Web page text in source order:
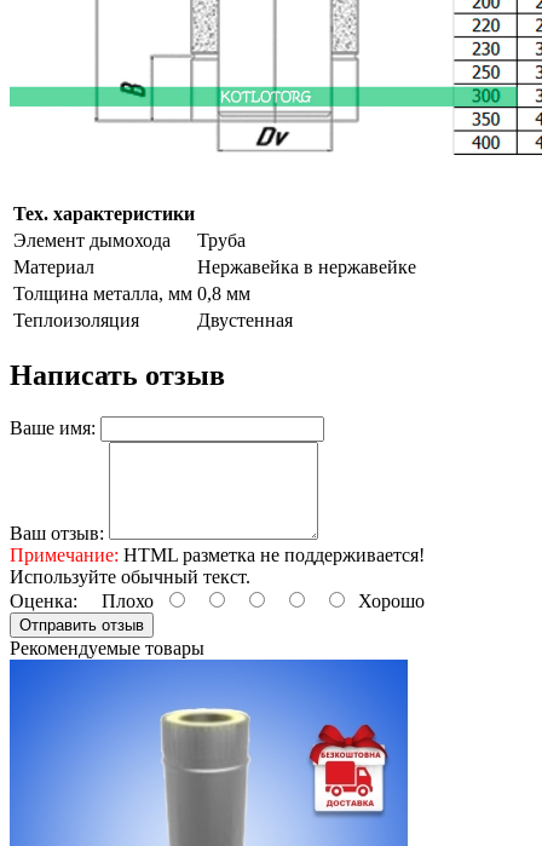
Тех. характеристики
Элемент дымохода
Труба
Материал
Нержавейка в нержавейке
Толщина металла, мм 0,8 мм
Теплоизоляция
Двустенная
Написать отзыв
Ваше имя:
Ваш отзыв:
Примечание: HTML разметка не поддерживается!
Используйте обычный текст.
Оценка: Плохо Хорошо
Отправить отзыв
Рекомендуемые товары